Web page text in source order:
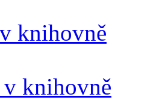
knihovně
v knihovně